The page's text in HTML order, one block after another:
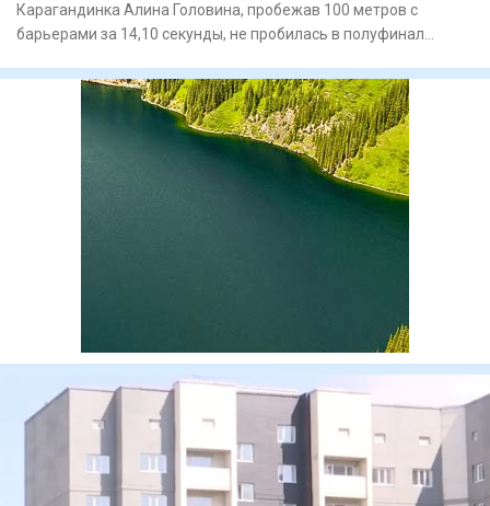
Карагандинка Алина Головина, пробежав 100 метров с
барьерами за 14,10 секунды, не пробилась в полуфинал